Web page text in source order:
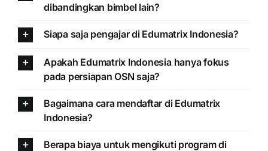
dibandingkan bimbel lain?
Siapa saja pengajar di Edumatrix Indonesia?
Apakah Edumatrix Indonesia hanya fokus
pada persiapan OSN saja?
Bagaimana cara mendaftar di Edumatrix
Indonesia?
Berapa biaya untuk mengikuti program di